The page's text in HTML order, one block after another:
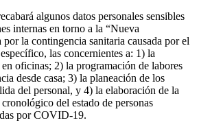
algunos datos personales sensibles
internas en torno a la “Nueva
la contingencia sanitaria causada por el
las concernientes a: 1) la
oficinas; 2) la programación de labores
desde casa; 3) la planeación de los
del personal, y 4) la elaboración de la
del estado de personas
por COVID-19.